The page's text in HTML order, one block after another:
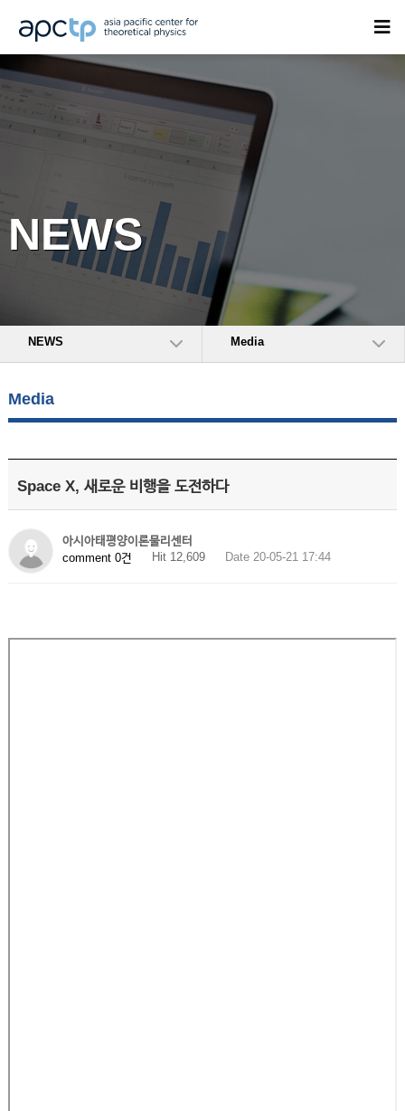
NEWS
NEWS Media
Media
Space X, 새로운 비행을 도전하다
아시아태평양이론물리센터
comment 0건
Hit 12,609 Date 20-05-21 17:44